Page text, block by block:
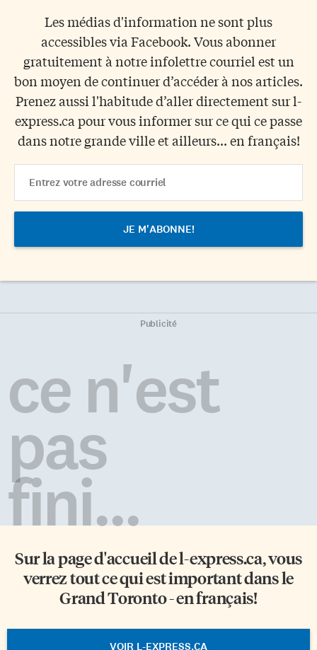
Les médias d'information ne sont plus
accessibles via Facebook. Vous abonner
gratuitement à notre infolettre courriel est un
bon moyen de continuer d’accéder à nos articles.
Prenez aussi l'habitude d’aller directement sur l-
express.ca pour vous informer sur ce qui ce passe
dans notre grande ville et ailleurs... en français!
Address
Publicité
ce n'est
pas
fini...
Sur la page d'accueil del-express.ca, vous
verrez tout ce qui est important dans le
Grand Toronto - en français!
VOIR L-EXPRESS.CA